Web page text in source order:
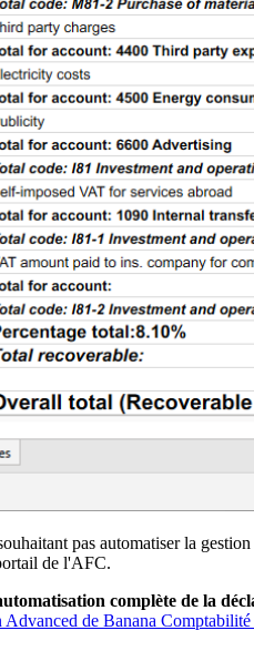
pas automatiser la
de l'AFC.
complète de la
Advanced de Banana Comptabilité